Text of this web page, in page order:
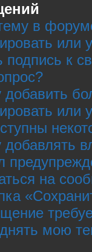
в
или
подпись к
или
на
мою